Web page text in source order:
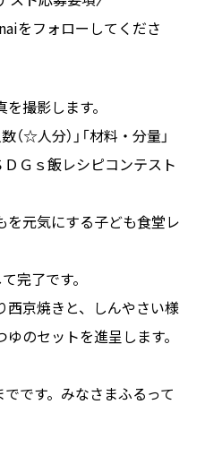
をフォローしてくださ
撮影します。
☆人分）」「材料・分量」
ＤＧｓ飯レシピコンテスト
元気にする子ども食堂レ
完了です。
西京焼きと、しんやさい様
のセットを進呈します。
です。みなさまふるって